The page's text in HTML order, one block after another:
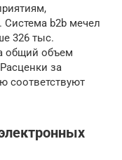
Система b2b мечел
326 тыс.
общий объем
за
соответствуют